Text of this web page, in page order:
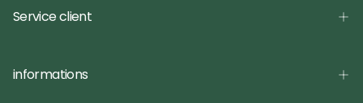
Service client
informations